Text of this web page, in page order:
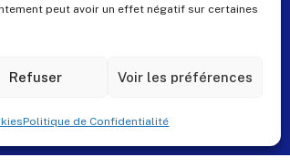
peut avoir un effet négatif sur certaines
Refuser Voir les préférences
Politique de Confidentialité
pes@pes-solutions.fr
8 Rue du Tonnelier,